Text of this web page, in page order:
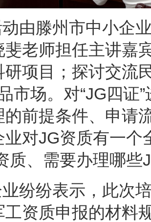
由滕州市中小企
斐老师担任主讲嘉
研项目；探讨交流
市场。对“JG四证
的前提条件、申请
业对JG资质有一
质、需要办理哪
纷纷表示，此次
工资质申报的材料